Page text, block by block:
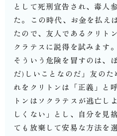
として死刑宣告され、毒人
た。⁡この時代、お金を払え
たので、友人であるクリト
クラテスに説得を試みます
そういう危険を冒すのは、
だ)しいことなのだ」⁡友のた
れをクリトンは「正義」と
トンはソクラテスが逃亡し
しくない」とし、自分を見
ても放棄して安易な方法を